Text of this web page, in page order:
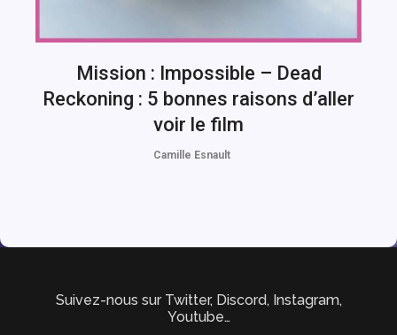
Mission : Impossible – Dead
Reckoning : 5 bonnes raisons d’aller
voir le film
Camille Esnault
Suivez-nous sur Twitter, Discord, Instagram,
Youtube…